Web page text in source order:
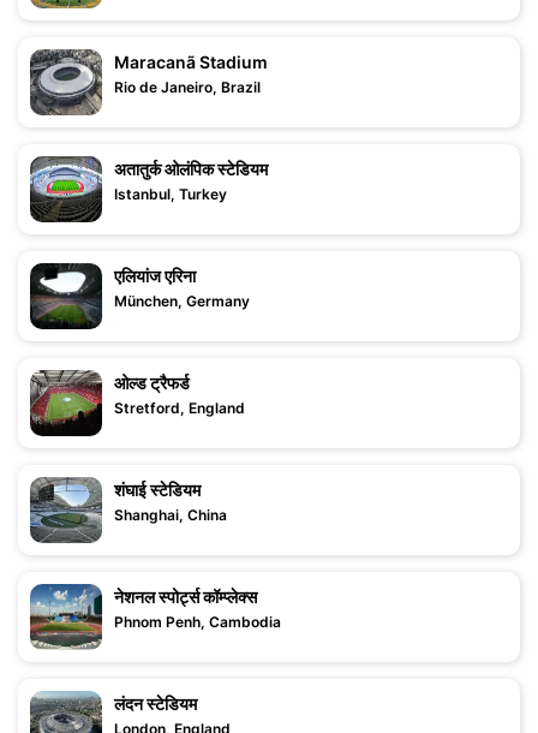
Maracanã Stadium
Rio de Janeiro, Brazil
अतातुर्क ओलंपिक स्टेडियम
Istanbul, Turkey
एलियांज एरिना
München, Germany
ओल्ड ट्रैफर्ड
Stretford, England
शंघाई स्टेडियम
Shanghai, China
नेशनल स्पोर्ट्स कॉम्प्लेक्स
Phnom Penh, Cambodia
लंदन स्टेडियम
London, England